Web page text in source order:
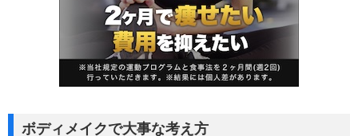
ボディメイクで大事な考え方